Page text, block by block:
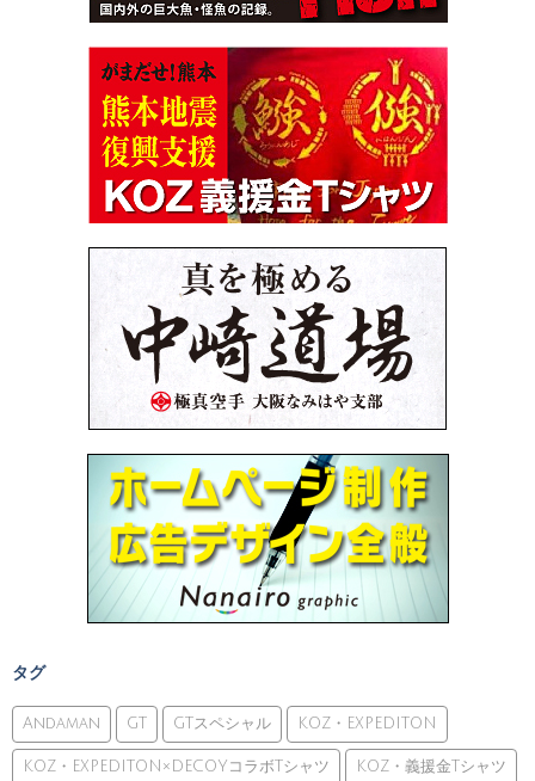
タグ
Andaman GT GTスペシャル KOZ・EXPEDITON
KOZ・EXPEDITON×DECOYコラボTシャツ KOZ・義援金Tシャツ